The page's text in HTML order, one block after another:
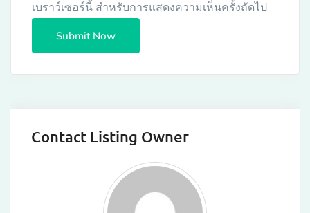
เบราว์เซอร์นี้ สำหรับการแสดงความเห็นครั้งถัดไป
Contact Listing Owner